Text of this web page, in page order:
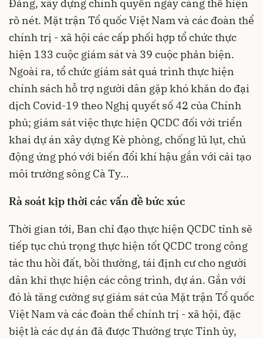
Đảng, xây dựng chính quyền ngày càng thể hiện
rõ nét. Mặt trận Tổ quốc Việt Nam và các đoàn thể
chính trị - xã hội các cấp phối hợp tổ chức thực
hiện 133 cuộc giám sát và 39 cuộc phản biện.
Ngoài ra, tổ chức giám sát quá trình thực hiện
chính sách hỗ trợ người dân gặp khó khăn do đại
dịch Covid-19 theo Nghị quyết số 42 của Chính
phủ; giám sát việc thực hiện QCDC đối với triển
khai dự án xây dựng Kè phòng, chống lũ lụt, chủ
động ứng phó với biến đổi khí hậu gắn với cải tạo
môi trường sông Cà Ty…
Rà soát kịp thời các vấn đề bức xúc
Thời gian tới, Ban chỉ đạo thực hiện QCDC tỉnh sẽ
tiếp tục chú trọng thực hiện tốt QCDC trong công
tác thu hồi đất, bồi thường, tái định cư cho người
dân khi thực hiện các công trình, dự án. Gắn với
đó là tăng cường sự giám sát của Mặt trận Tổ quốc
Việt Nam và các đoàn thể chính trị - xã hội, đặc
biệt là các dự án đã được Thường trực Tỉnh ủy,